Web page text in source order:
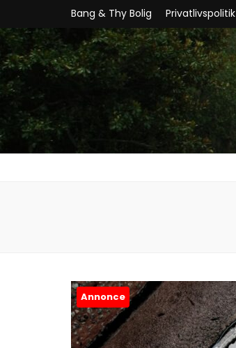
Bang & Thy Bolig Privatlivspolitik
Annonce